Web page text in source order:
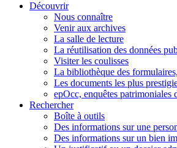
Découvrir
Nous connaître
Venir aux archives
La salle de lecture
La réutilisation des données
Visiter les coulisses
La bibliothèque des
Les documents les plus
epOcc, enquêtes patrimoniales
Rechercher
Boîte à outils
Des informations sur une
Des informations sur un bien